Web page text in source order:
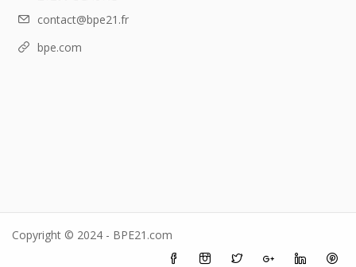
contact@bpe21.fr
bpe.com
Copyright © 2024 - BPE21.com